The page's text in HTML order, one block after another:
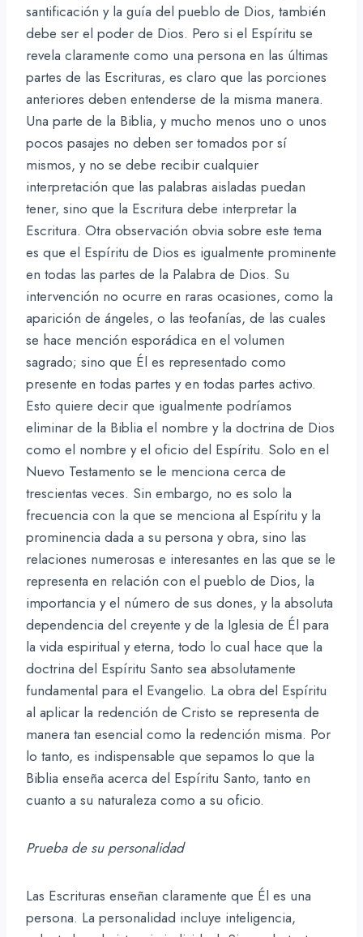
santificación y la guía del pueblo de Dios, también
debe ser el poder de Dios. Pero si el Espíritu se
revela claramente como una persona en las últimas
partes de las Escrituras, es claro que las porciones
anteriores deben entenderse de la misma manera.
Una parte de la Biblia, y mucho menos uno o unos
pocos pasajes no deben ser tomados por sí
mismos, y no se debe recibir cualquier
interpretación que las palabras aisladas puedan
tener, sino que la Escritura debe interpretar la
Escritura. Otra observación obvia sobre este tema
es que el Espíritu de Dios es igualmente prominente
en todas las partes de la Palabra de Dios. Su
intervención no ocurre en raras ocasiones, como la
aparición de ángeles, o las teofanías, de las cuales
se hace mención esporádica en el volumen
sagrado; sino que Él es representado como
presente en todas partes y en todas partes activo.
Esto quiere decir que igualmente podríamos
eliminar de la Biblia el nombre y la doctrina de Dios
como el nombre y el oficio del Espíritu. Solo en el
Nuevo Testamento se le menciona cerca de
trescientas veces. Sin embargo, no es solo la
frecuencia con la que se menciona al Espíritu y la
prominencia dada a su persona y obra, sino las
relaciones numerosas e interesantes en las que se le
representa en relación con el pueblo de Dios, la
importancia y el número de sus dones, y la absoluta
dependencia del creyente y de la Iglesia de Él para
la vida espiritual y eterna, todo lo cual hace que la
doctrina del Espíritu Santo sea absolutamente
fundamental para el Evangelio. La obra del Espíritu
al aplicar la redención de Cristo se representa de
manera tan esencial como la redención misma. Por
lo tanto, es indispensable que sepamos lo que la
Biblia enseña acerca del Espíritu Santo, tanto en
cuanto a su naturaleza como a su oficio.
Prueba de su personalidad
Las Escrituras enseñan claramente que Él es una
persona. La personalidad incluye inteligencia,